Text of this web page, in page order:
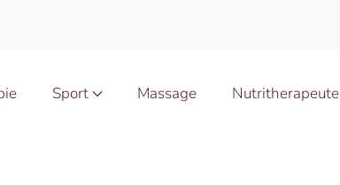
Sport Massage Nutritherapeute